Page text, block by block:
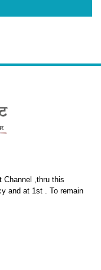
Channel ,thru this
and at 1st . To remain